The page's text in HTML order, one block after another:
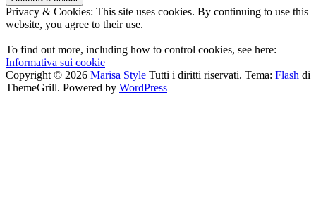
Privacy & Cookies: This site uses cookies. By continuing to use this
website, you agree to their use.
To find out more, including how to control cookies, see here:
Informativa sui cookie
Copyright © 2026 Marisa Style Tutti i diritti riservati. Tema: Flash di
ThemeGrill. Powered by WordPress